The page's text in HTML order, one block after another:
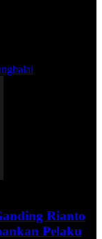
Rianto
Pelaku